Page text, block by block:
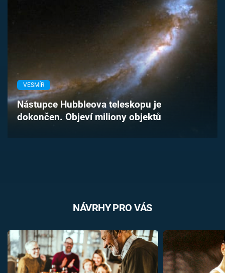
Časopis
Sledujte prima+
VESMÍR
Nástupce Hubbleova teleskopu je
dokončen. Objeví miliony objektů
NÁVRHY PRO VÁS